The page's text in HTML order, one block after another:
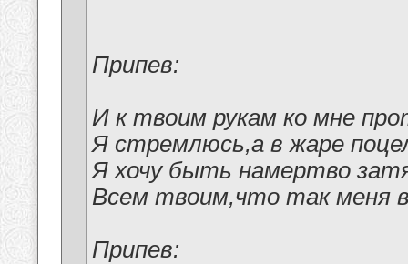
Припев:
И к твоим рукам ко мне
Я стремлюсь,а в жаре
Я хочу быть намертво
Всем твоим,что так меня
Припев: